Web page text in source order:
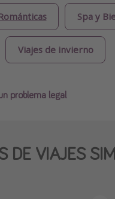
Spa y
Viajes de invierno
problema legal
DE VIAJES